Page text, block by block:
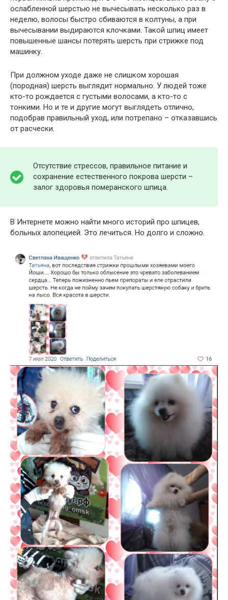
ослабленной шерстью не вычесывать несколько раз в
неделю, волосы быстро сбиваются в колтуны, а при
вычесывании выдираются клочками. Такой шпиц имеет
повышенные шансы потерять шерсть при стрижке под
машинку.
При должном уходе даже не слишком хорошая
(породная) шерсть выглядит нормально. У людей тоже
кто-то рождается с густыми волосами, а кто-то с
тонкими. Но и те и другие могут выглядеть отлично,
подобрав правильный уход, или потрепано – отказавшись
от расчески.
Отсутствие стрессов, правильное питание и
сохранение естественного покрова шерсти –
залог здоровья померанского шпица.
В Интернете можно найти много историй про шпицев,
больных алопецией. Это лечиться. Но долго и сложно.